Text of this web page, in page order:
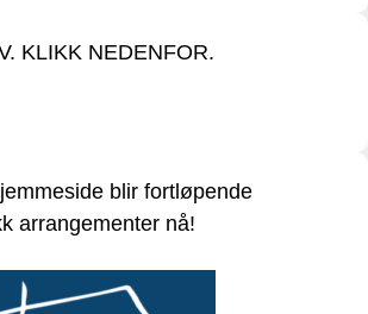
KLIKK NEDENFOR.
blir fortløpende
arrangementer nå!